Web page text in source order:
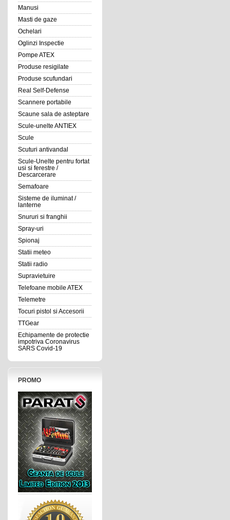
Manusi
Masti de gaze
Ochelari
Oglinzi Inspectie
Pompe ATEX
Produse resigilate
Produse scufundari
Real Self-Defense
Scannere portabile
Scaune sala de asteptare
Scule-unelte ANTIEX
Scule
Scuturi antivandal
Scule-Unelte pentru fortat
usi si ferestre /
Descarcerare
Semafoare
Sisteme de iluminat /
lanterne
Snururi si franghii
Spray-uri
Spionaj
Statii meteo
Statii radio
Supravietuire
Telefoane mobile ATEX
Telemetre
Tocuri pistol si Accesorii
TTGear
Echipamente de protectie
impotriva Coronavirus
SARS Covid-19
PROMO